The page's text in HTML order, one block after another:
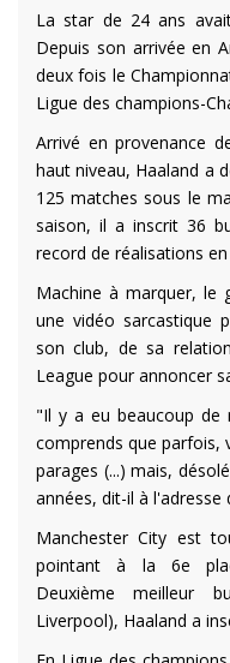
La star de 24 ans
Depuis son arrivée en
deux fois le
Ligue des champions-
Arrivé en provenance
haut niveau, Haaland a
125 matches sous le
saison, il a inscrit 36
record de réalisations
Machine à marquer, le
une vidéo sarcastique
son club, de sa
League pour annoncer
"Il y a eu beaucoup de
comprends que parfois,
parages (...) mais,
années, dit-il à l'adresse
Manchester City est
pointant à la 6e
Deuxième meilleur
Liverpool), Haaland a